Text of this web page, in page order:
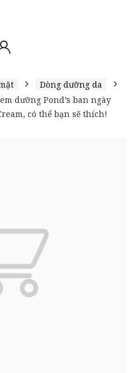
Dòng dưỡng da
dưỡng Pond’s ban ngày
có thể bạn sẽ thích!